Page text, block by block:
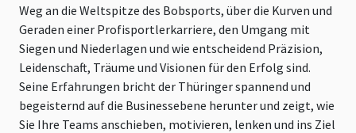
Weg an die Weltspitze des Bobsports, über die Kurven und
Geraden einer Profisportlerkarriere, den Umgang mit
Siegen und Niederlagen und wie entscheidend Präzision,
Leidenschaft, Träume und Visionen für den Erfolg sind.
Seine Erfahrungen bricht der Thüringer spannend und
begeisternd auf die Businessebene herunter und zeigt, wie
Sie Ihre Teams anschieben, motivieren, lenken und ins Ziel